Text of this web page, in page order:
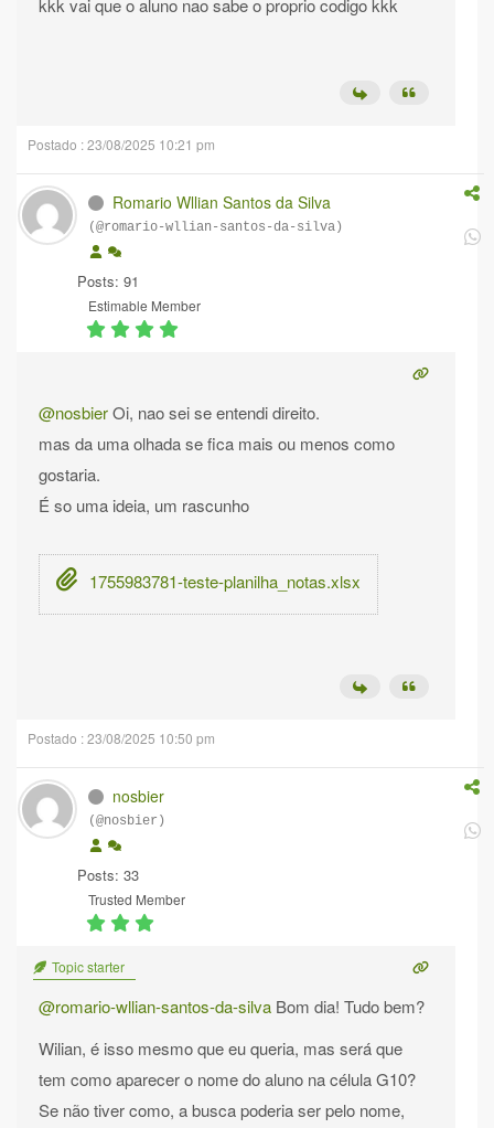
kkk vai que o aluno nao sabe o proprio codigo kkk
Postado : 23/08/2025 10:21 pm
Romario Wllian Santos da Silva
(@romario-wllian-santos-da-silva)
Posts: 91
Estimable Member
@nosbierOi, nao sei se entendi direito.
mas da uma olhada se fica mais ou menos como
gostaria.
É so uma ideia, um rascunho
1755983781-teste-planilha_notas.xlsx
Postado : 23/08/2025 10:50 pm
nosbier
(@nosbier)
Posts: 33
Trusted Member
Topic starter
@romario-wllian-santos-da-silva Bom dia! Tudo bem?
Wilian, é isso mesmo que eu queria, mas será que
tem como aparecer o nome do aluno na célula G10?
Se não tiver como, a busca poderia ser pelo nome,